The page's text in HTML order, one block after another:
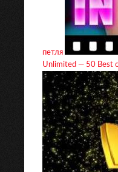
петля
Unlimited — 50 Best